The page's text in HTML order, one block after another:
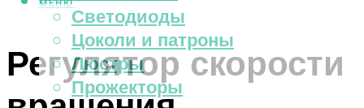
Светодиоды
Цоколи и патроны
Люстры
Прожекторы
МЕНЮ
Регулятор скорости